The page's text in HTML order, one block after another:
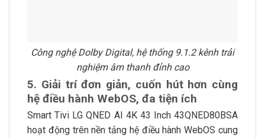
Công nghệ Dolby Digital, hệ thống 9.1.2 kênh trải
nghiệm âm thanh đỉnh cao
5. Giải trí đơn giản, cuốn hút hơn cùng
hệ điều hành WebOS, đa tiện ích
Smart Tivi LG QNED AI 4K 43 Inch 43QNED80BSA
hoạt động trên nền tảng hệ điều hành WebOS cung